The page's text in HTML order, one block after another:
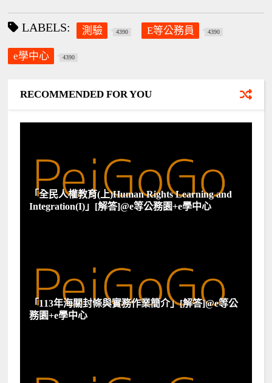
LABELS: 測驗 4390 E等公務員 4390
e學中心 4390
RECOMMENDED FOR YOU
「全民人權教育(上)Human Rights Learning and
Integration(I)」[解答]@e等公務園+e學中心
「113年海關封條與實務作業簡介」[解答]@e等公
務園+e學中心